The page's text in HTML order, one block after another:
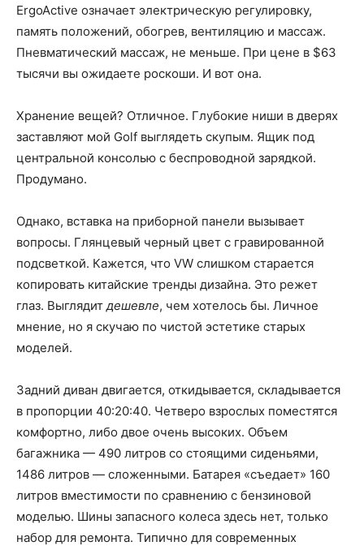
ErgoActive означает электрическую регулировку,
память положений, обогрев, вентиляцию и массаж.
Пневматический массаж, не меньше. При цене в $63
тысячи вы ожидаете роскоши. И вот она.
Хранение вещей? Отличное. Глубокие ниши в дверях
заставляют мой Golf выглядеть скупым. Ящик под
центральной консолью с беспроводной зарядкой.
Продумано.
Однако, вставка на приборной панели вызывает
вопросы. Глянцевый черный цвет с гравированной
подсветкой. Кажется, что VW слишком старается
копировать китайские тренды дизайна. Это режет
глаз. Выглядитдешевле, чем хотелось бы. Личное
мнение, но я скучаю по чистой эстетике старых
моделей.
Задний диван двигается, откидывается, складывается
в пропорции 40:20:40. Четверо взрослых поместятся
комфортно, либо двое очень высоких. Объем
багажника — 490 литров со стоящими сиденьями,
1486 литров — сложенными. Батарея «съедает» 160
литров вместимости по сравнению с бензиновой
моделью. Шины запасного колеса здесь нет, только
набор для ремонта. Типично для современных